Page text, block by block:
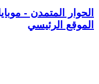
الحوار المتمدن -
الموقع الرئيسي